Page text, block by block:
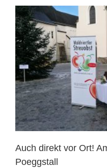
Auch direkt vor Ort!
Poeggstall